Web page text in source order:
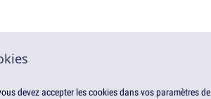
devez accepter les cookies dans vos paramètres de